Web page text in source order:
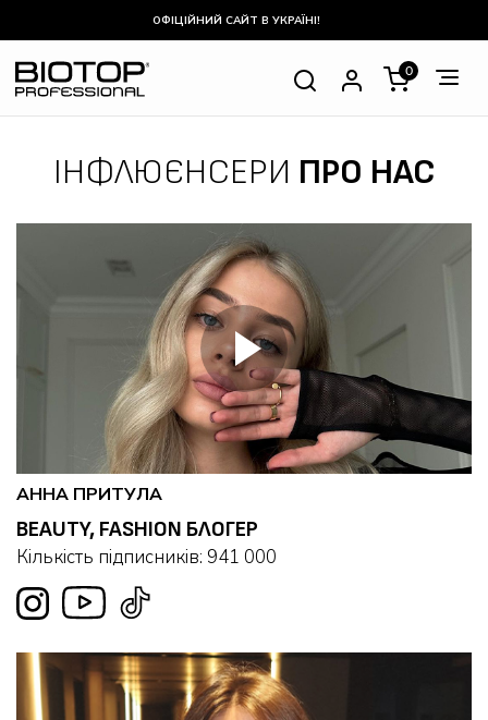
ОФІЦІЙНИЙ САЙТ В УКРАЇНІ!
0
ІНФЛЮЄНСЕРИ ПРО НАС
АННА ПРИТУЛА
BEAUTY, FASHION БЛОГЕР
Кількість підписників: 941 000